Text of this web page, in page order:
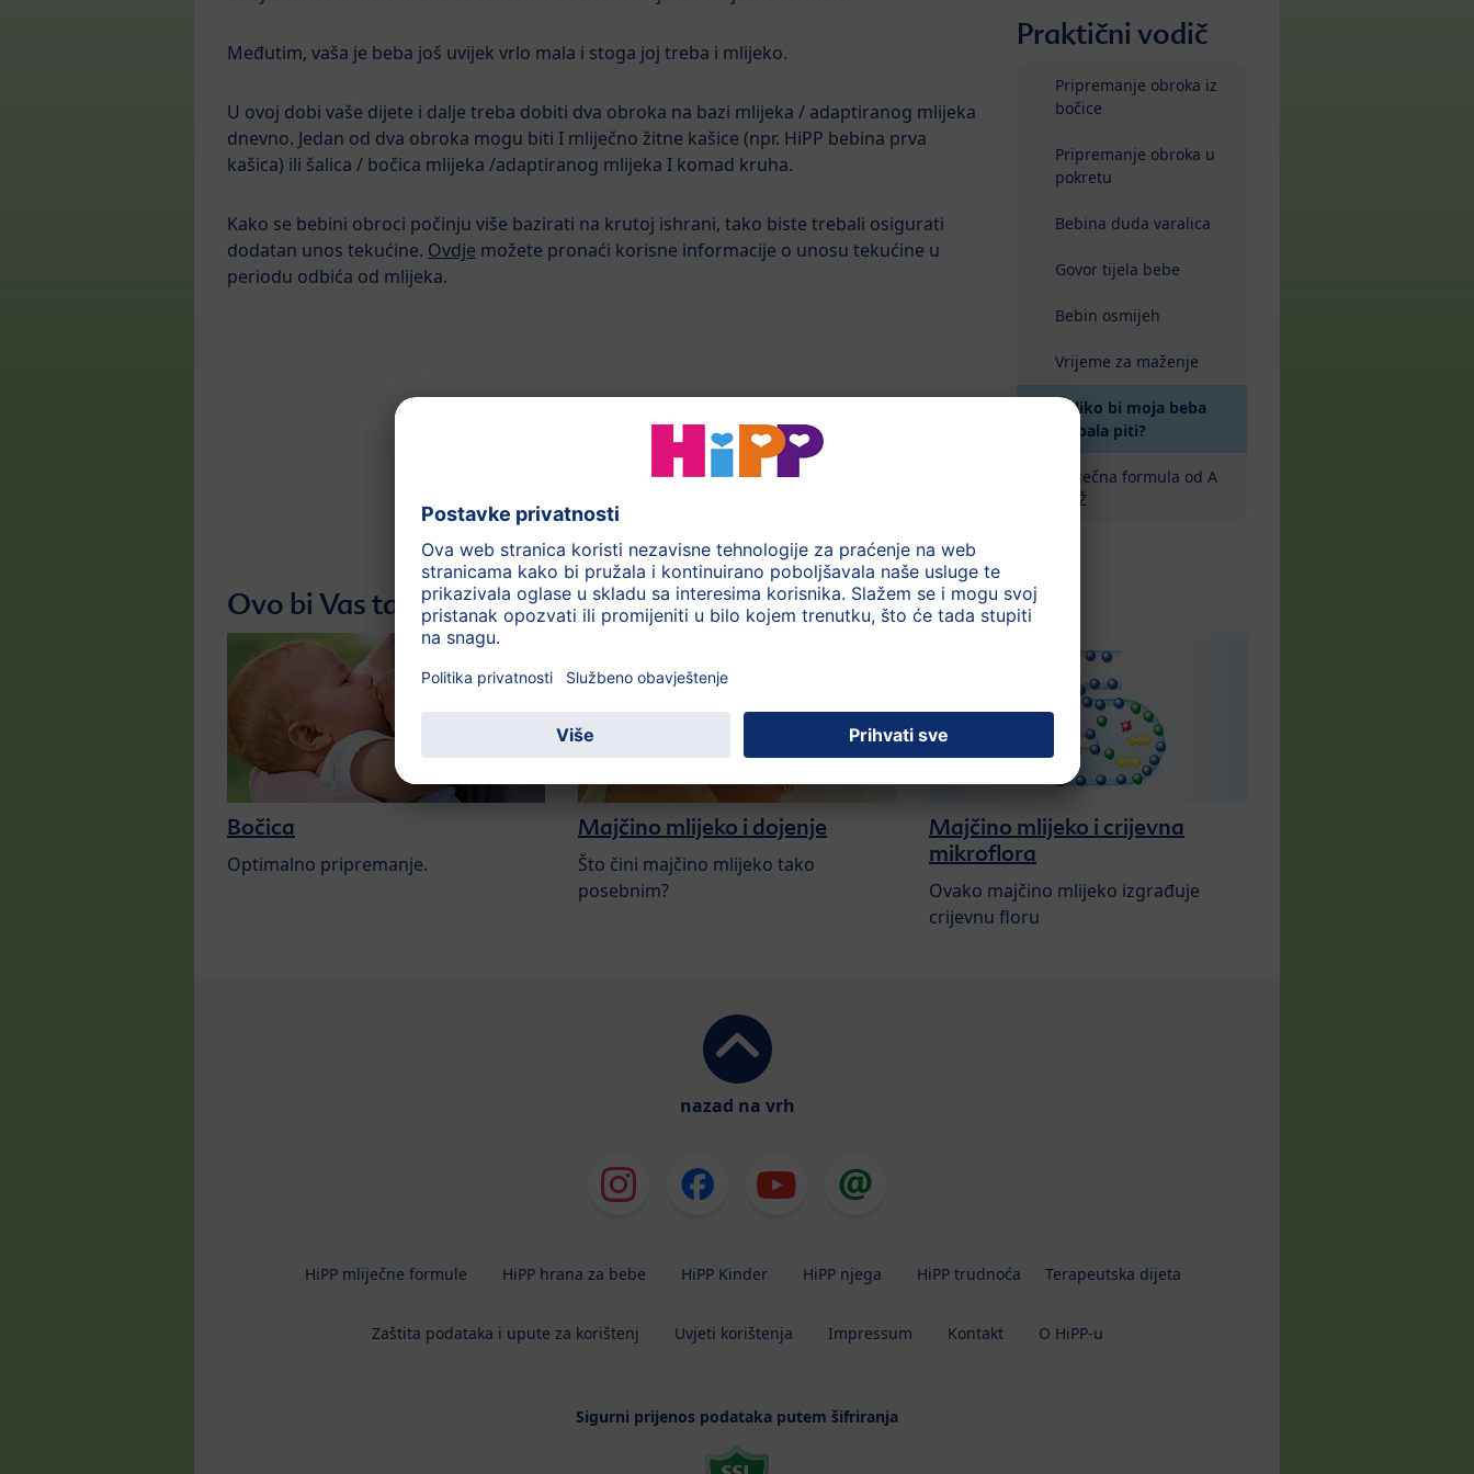
Međutim, vaša je beba još uvijek vrlo mala i stoga joj treba i mlijeko.
U ovoj dobi vaše dijete i dalje treba dobiti dva obroka na bazi mlijeka / adaptiranog mlijeka
dnevno. Jedan od dva obroka mogu biti I mliječno žitne kašice (npr. HiPP bebina prva
kašica) ili šalica / bočica mlijeka /adaptiranog mlijeka I komad kruha.
Kako se bebini obroci počinju više bazirati na krutoj ishrani, tako biste trebali osigurati
dodatan unos tekućine. Ovdje možete pronaći korisne informacije o unosu tekućine u
periodu odbića od mlijeka.
Praktični vodič
Pripremanje obroka iz
bočice
Pripremanje obroka u
pokretu
Bebina duda varalica
Govor tijela bebe
Bebin osmijeh
Vrijeme za maženje
Koliko bi moja beba
trebala piti?
Mliječna formula od A
do Ž
Ovo bi Vas također moglo zanimati:
Bočica
Optimalno pripremanje.
Majčino mlijeko i dojenje
Što čini majčino mlijeko tako
posebnim?
Majčino mlijeko i crijevna
mikroflora
Ovako majčino mlijeko izgrađuje
crijevnu floru
nazad na vrh
HiPP mliječne formule HiPP hrana za bebe HiPP Kinder HiPP njega HiPP trudnoća Terapeutska dijeta
Zaštita podataka i upute za korištenj Uvjeti korištenja Impressum Kontakt O HiPP-u
Sigurni prijenos podataka putem šifriranja